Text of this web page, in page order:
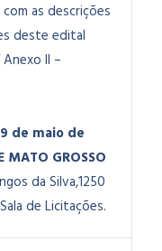
as descrições
deste edital
II –
de maio de
MATO GROSSO
da Silva,1250
de Licitações.